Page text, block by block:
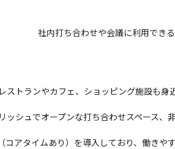
社内打ち合わせや会議に利用でき
トランやカフェ、ショッピング施設も身
シュでオープンな打ち合わせスペース、
アタイムあり）を導入しており、働きやす